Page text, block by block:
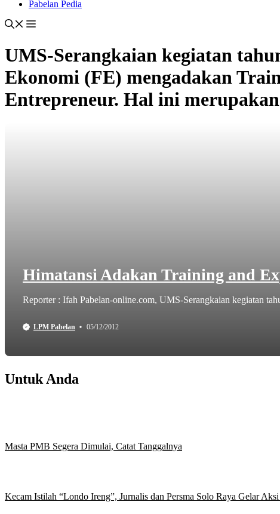
Pabelan Pedia
UMS-Serangkaian kegiatan
Ekonomi (FE) mengadakan
Entrepreneur. Hal ini
Himatansi Adakan Training and
Reporter : Ifah Pabelan-online.com, UMS-Serangkaian kegiatan
LPM Pabelan 05/12/2012
Untuk Anda
Masta PMB Segera Dimulai, Catat Tanggalnya
Kecam Istilah “Londo Ireng”, Jurnalis dan Persma Solo Raya Gelar